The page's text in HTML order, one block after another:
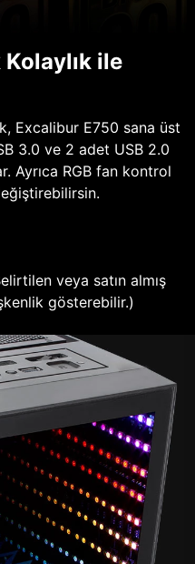
ile
Excalibur E750 sana üst
3.0 ve 2 adet USB 2.0
Ayrıca RGB fan kontrol
veya satın almış
gösterebilir.)